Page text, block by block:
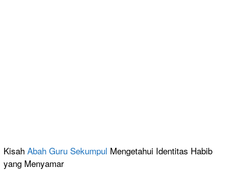
Kisah Abah Guru Sekumpul Mengetahui Identitas Habib
yang Menyamar